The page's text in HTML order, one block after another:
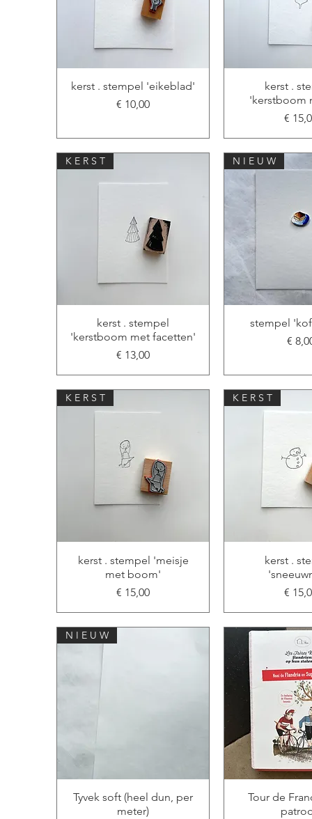
kerst . stempel 'eikeblad'
Prijs
€ 10,00
kerst .
'kerstboom
Prijs
€
K E R S T
kerst . stempel
'kerstboom met facetten'
Prijs
€ 13,00
N I E U W
stempel
Prijs
€
K E R S T
kerst . stempel 'meisje
met boom'
Prijs
€ 15,00
K E R S T
kerst .
Prijs
€
N I E U W
Tyvek soft (heel dun, per
meter)
Tour de